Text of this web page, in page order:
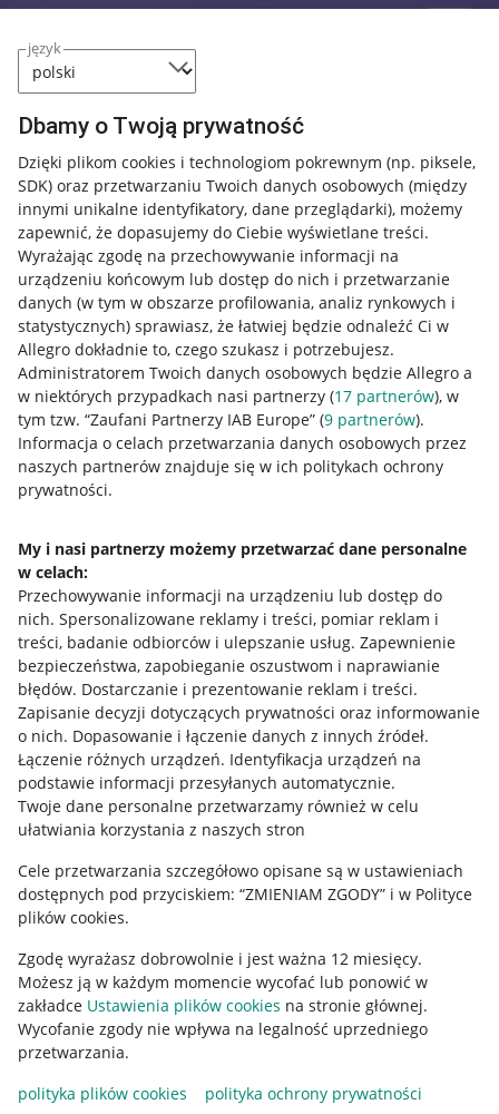
język
Dbamy o Twoją prywatność
Dzięki plikom cookies i technologiom pokrewnym (np. piksele,
SDK) oraz przetwarzaniu Twoich danych osobowych (między
innymi unikalne identyfikatory, dane przeglądarki), możemy
zapewnić, że dopasujemy do Ciebie wyświetlane treści.
Wyrażając zgodę na przechowywanie informacji na
urządzeniu końcowym lub dostęp do nich i przetwarzanie
danych (w tym w obszarze profilowania, analiz rynkowych i
statystycznych) sprawiasz, że łatwiej będzie odnaleźć Ci w
Allegro dokładnie to, czego szukasz i potrzebujesz.
Administratorem Twoich danych osobowych będzie Allegro a
w niektórych przypadkach nasi partnerzy (17 partnerów), w
tym tzw. “Zaufani Partnerzy IAB Europe” (9 partnerów).
Informacja o celach przetwarzania danych osobowych przez
naszych partnerów znajduje się w ich politykach ochrony
prywatności.
My i nasi partnerzy możemy przetwarzać dane personalne
w celach:
Przechowywanie informacji na urządzeniu lub dostęp do
nich. Spersonalizowane reklamy i treści, pomiar reklam i
treści, badanie odbiorców i ulepszanie usług. Zapewnienie
bezpieczeństwa, zapobieganie oszustwom i naprawianie
błędów. Dostarczanie i prezentowanie reklam i treści.
Zapisanie decyzji dotyczących prywatności oraz informowanie
o nich. Dopasowanie i łączenie danych z innych źródeł.
Łączenie różnych urządzeń. Identyfikacja urządzeń na
podstawie informacji przesyłanych automatycznie.
Twoje dane personalne przetwarzamy również w celu
ułatwiania korzystania z naszych stron
Cele przetwarzania szczegółowo opisane są w ustawieniach
dostępnych pod przyciskiem: “ZMIENIAM ZGODY” i w Polityce
plików cookies.
Zgodę wyrażasz dobrowolnie i jest ważna 12 miesięcy.
Możesz ją w każdym momencie wycofać lub ponowić w
zakładce Ustawienia plików cookies na stronie głównej.
Wycofanie zgody nie wpływa na legalność uprzedniego
przetwarzania.
polityka plików cookies
polityka ochrony prywatności
Przydatne informacje
Jak to działa
Allegro Gadane dla sprzedających
Allegro Gadane dla kupujących
Mapa miejscowości
Informacje prawne
Regulamin
Polityka plików "cookies"
Ustawienia plików "cookies"
Udostępnianie lokalizacji
Informacje dla Aktu o Usługach Cyfrowych
Pobierz aplikację